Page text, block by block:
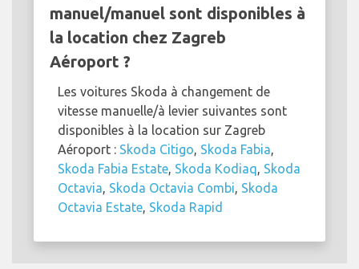
manuel/manuel sont disponibles à
la location chez Zagreb
Aéroport ?
Les voitures Skoda à changement de
vitesse manuelle/à levier suivantes sont
disponibles à la location sur Zagreb
Aéroport : Skoda Citigo, Skoda Fabia,
Skoda Fabia Estate, Skoda Kodiaq, Skoda
Octavia, Skoda Octavia Combi, Skoda
Octavia Estate, Skoda Rapid